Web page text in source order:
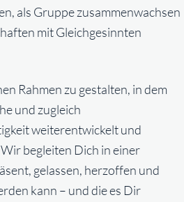
als Gruppe zusammenwachsen
mit Gleichgesinnten
Rahmen zu gestalten, in dem
und zugleich
weiterentwickelt und
begleiten Dich in einer
gelassen, herzoffen und
kann – und die es Dir